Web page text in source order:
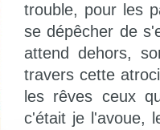
trouble, pour les
se dépêcher de
attend dehors,
travers cette
les rêves ceux
c'était je l'avoue,